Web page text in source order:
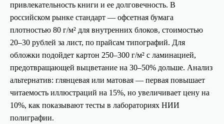
привлекательность книги и ее долговечность. В
российском рынке стандарт — офсетная бумага
плотностью 80 г/м² для внутренних блоков, стоимостью
20–30 рублей за лист, по прайсам типографий. Для
обложки подойдет картон 250–300 г/м² с ламинацией,
предотвращающей выцветание на 30–50% дольше. Анализ
альтернатив: глянцевая или матовая — первая повышает
читаемость иллюстраций на 15%, но увеличивает цену на
10%, как показывают тесты в лабораториях НИИ
полиграфии.